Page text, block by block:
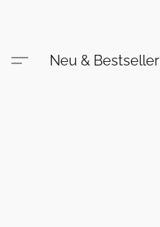
Neu & Bestseller